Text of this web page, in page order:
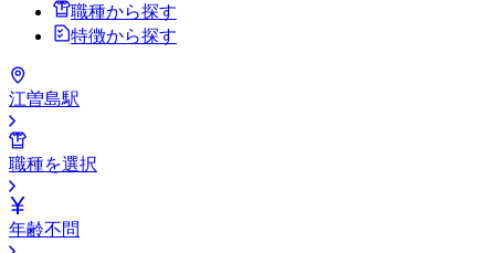
職種から探す
特徴から探す
江曽島駅
職種を選択
年齢不問